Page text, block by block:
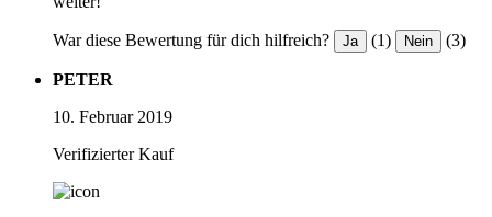
War diese Bewertung für dich hilfreich? Ja (1) Nein (3)
PETER
10. Februar 2019
Verifizierter Kauf